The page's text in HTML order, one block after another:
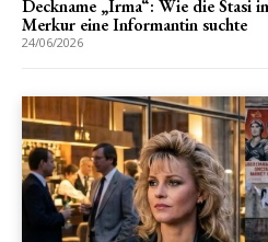
Deckname „Irma“: Wie die Stasi
Merkur eine Informantin suchte
24/06/2026